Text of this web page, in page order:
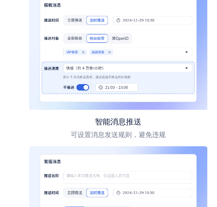
智能消息推送
可设置消息发送规则，避免违规